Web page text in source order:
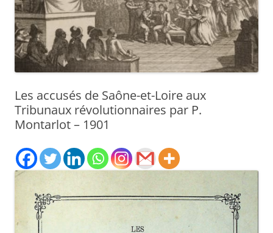
Les accusés de Saône-et-Loire aux
Tribunaux révolutionnaires par P.
Montarlot – 1901